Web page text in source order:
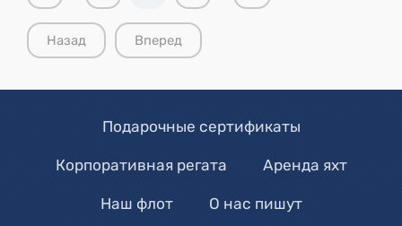
Назад Вперед
Подарочные сертификаты
Корпоративная регата Аренда яхт
Наш флот О нас пишут